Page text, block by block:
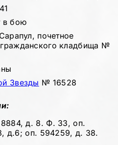
в бою
почетное
кладбища №
Звезды № 16528
д. 8. Ф. 33, оп.
д.6; оп. 594259, д. 38.